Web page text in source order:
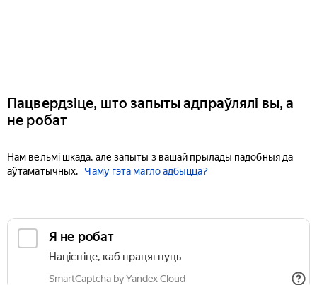
Пацвердзіце, што запыты адпраўлялі вы, а
не робат
Нам вельмі шкада, але запыты з вашай прылады падобныя да
аўтаматычных.
Чаму гэта магло адбыцца?
Я не робат
Націсніце, каб працягнуць
SmartCaptcha by Yandex Cloud